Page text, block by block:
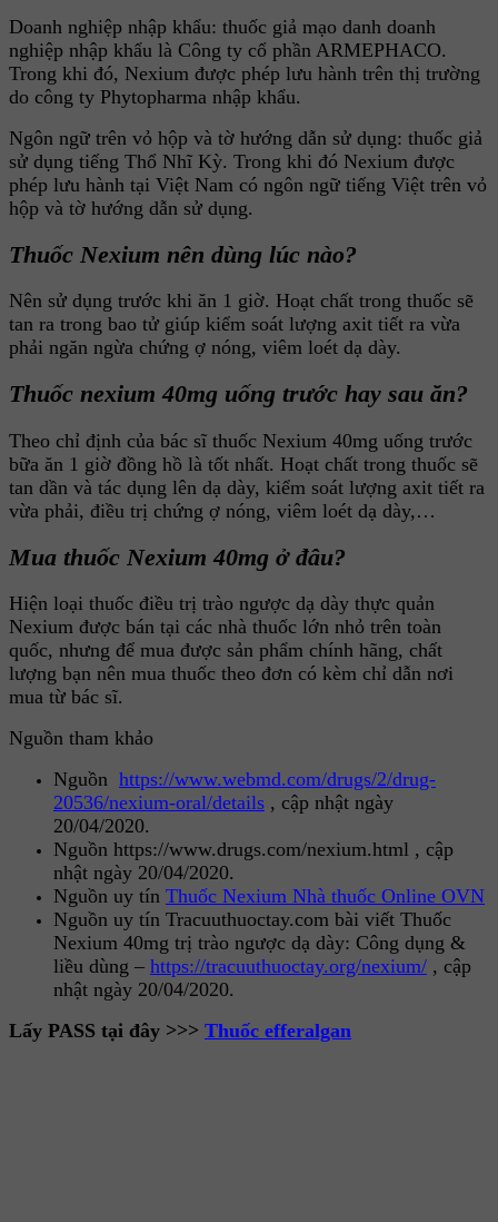
Doanh nghiệp nhập khẩu: thuốc giả mạo danh doanh
nghiệp nhập khẩu là Công ty cổ phần ARMEPHACO.
Trong khi đó, Nexium được phép lưu hành trên thị trường
do công ty Phytopharma nhập khẩu.
Ngôn ngữ trên vỏ hộp và tờ hướng dẫn sử dụng: thuốc giả
sử dụng tiếng Thổ Nhĩ Kỳ. Trong khi đó Nexium được
phép lưu hành tại Việt Nam có ngôn ngữ tiếng Việt trên vỏ
hộp và tờ hướng dẫn sử dụng.
Thuốc Nexium nên dùng lúc nào?
Nên sử dụng trước khi ăn 1 giờ. Hoạt chất trong thuốc sẽ
tan ra trong bao tử giúp kiểm soát lượng axit tiết ra vừa
phải ngăn ngừa chứng ợ nóng, viêm loét dạ dày.
Thuốc nexium 40mg uống trước hay sau ăn?
Theo chỉ định của bác sĩ thuốc Nexium 40mg uống trước
bữa ăn 1 giờ đồng hồ là tốt nhất. Hoạt chất trong thuốc sẽ
tan dần và tác dụng lên dạ dày, kiểm soát lượng axit tiết ra
vừa phải, điều trị chứng ợ nóng, viêm loét dạ dày,…
Mua thuốc Nexium 40mg ở đâu?
Hiện loại thuốc điều trị trào ngược dạ dày thực quản
Nexium được bán tại các nhà thuốc lớn nhỏ trên toàn
quốc, nhưng để mua được sản phẩm chính hãng, chất
lượng bạn nên mua thuốc theo đơn có kèm chỉ dẫn nơi
mua từ bác sĩ.
Nguồn tham khảo
Nguồn https://www.webmd.com/drugs/2/drug-
20536/nexium-oral/details , cập nhật ngày
20/04/2020.
Nguồn https://www.drugs.com/nexium.html , cập
nhật ngày 20/04/2020.
Nguồn uy tín Thuốc Nexium Nhà thuốc Online OVN
Nguồn uy tín Tracuuthuoctay.com bài viết Thuốc
Nexium 40mg trị trào ngược dạ dày: Công dụng &
liều dùng – https://tracuuthuoctay.org/nexium/ , cập
nhật ngày 20/04/2020.
Lấy PASS tại đây >>> Thuốc efferalgan